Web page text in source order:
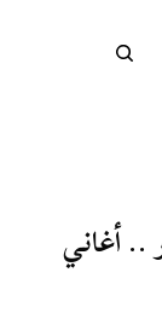
.. أغاني